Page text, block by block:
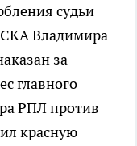
судьи
Владимира
за
главного
РПЛ против
красную